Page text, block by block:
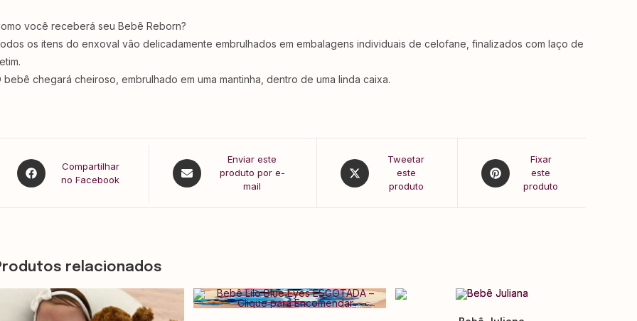
você receberá seu Bebê Reborn?
os itens do enxoval vão delicadamente embrulhados em embalagens individuais de celofane, finalizados com laço de
bebê chegará cheiroso, embrulhado em uma mantinha, dentro de uma linda caixa.
Compartilhar
no Facebook
Enviar este
produto por e-
mail
Tweetar
este
produto
Fixar
este
produto
relacionados